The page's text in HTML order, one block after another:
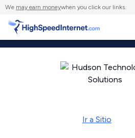
We may earn moneywhen you click our links.
Ir a Sitio